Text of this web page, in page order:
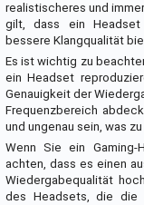
realistischeres und
gilt, dass ein Headset
bessere Klangqualität
Es ist wichtig zu
ein Headset
Genauigkeit der
Frequenzbereich
und ungenau sein, was
Wenn Sie ein
achten, dass es einen
Wiedergabequalität
des Headsets, die die